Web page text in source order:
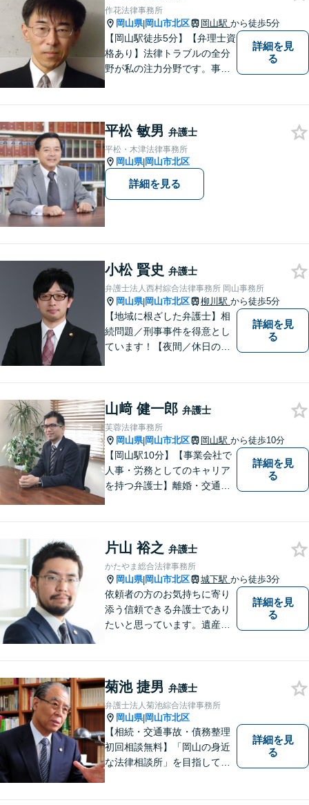
作花法律事務所
岡山県|岡山市北区 岡山駅 から徒歩5分
【岡山駅徒歩5分】【弁理士資
格あり】法律トラブルの全分
野が私の注力分野です。事務
ラス対応】【後払い対応】
【日弁連国際人権問題委員会
所属】お困りの方は、お気軽
にご相談下さい。
詳細を見
る
平松 敏男 弁護士
平松・木津法律事務所
岡山県|岡山市北区
詳細を見る
小松 賢史 弁護士
弁護士法人西村綜合法律事務所 岡山事務所
岡山県|岡山市北区 柳川駅 から徒歩5分
【地域に根ざした弁護士】相
続問題／刑事事件を得意とし
ています！【夜間／休日の相
詳細を見
る
山﨑 健一郎 弁護士
芙蓉法律事務所
岡山県|岡山市北区 岡山駅 から徒歩10分
【岡山駅10分】【事業会社で
人事・労務としてのキャリア
を持つ弁護士】離婚・交通事
とお話をうかがうことを心掛
けています。必要に応じ、他
士業と連携して解決を図りま
す。
詳細を見
る
片山 裕之 弁護士
かたやま総合法律事務所
岡山県|岡山市北区 城下駅 から徒歩3分
依頼者の方のお気持ちに寄り
添う信頼できる弁護士であり
たいと思っています。遺産分
にご相談ください。
詳細を見
る
菊池 捷男 弁護士
弁護士法人菊池綜合法律事務所
岡山県|岡山市北区
【相続・交通事故・債務整理
初回相談無料】「岡山の身近
な法律相談所」を目指してい
詳細を見
る